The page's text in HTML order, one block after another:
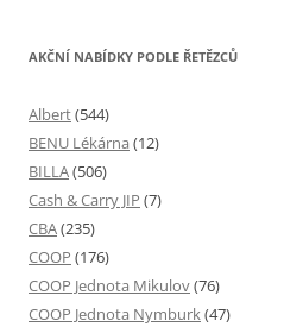
AKČNÍ NABÍDKY PODLE ŘETĚZCŮ
Albert(544)
BENU Lékárna (12)
BILLA(506)
Cash & Carry JIP (7)
CBA(235)
COOP (176)
COOP Jednota Mikulov(76)
COOP Jednota Nymburk(47)